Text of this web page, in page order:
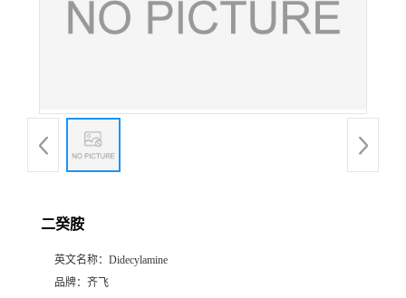
联
系
二癸胺
英文名称： Didecylamine
品牌： 齐飞